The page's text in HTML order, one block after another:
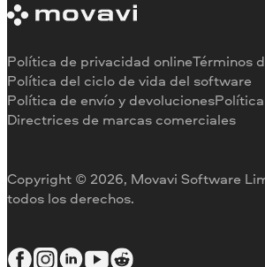
Limitaciones de la versión de
Reembolso
Testimonios
Por qué elegirnos
Para el trabajo
Copyright © 2026, Movavi Software
todos los derechos.
Política de privacidad onlineTérminos
Política del ciclo de vida del software
Política de envío y devoluciones
Directrices de marcas comerciales